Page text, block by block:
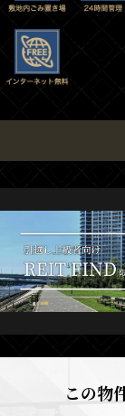
この物